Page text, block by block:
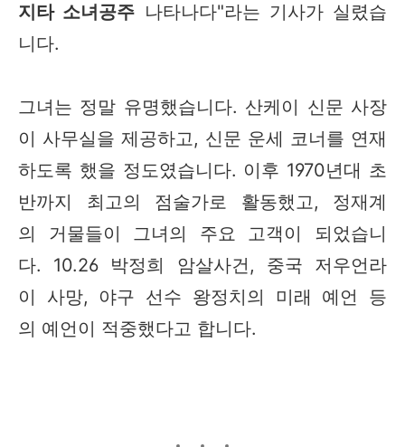
지타 소녀공주 나타나다"라는 기사가 실렸습
니다.
그녀는 정말 유명했습니다. 산케이 신문 사장
이 사무실을 제공하고, 신문 운세 코너를 연재
하도록 했을 정도였습니다. 이후 1970년대 초
반까지 최고의 점술가로 활동했고, 정재계
의 거물들이 그녀의 주요 고객이 되었습니
다. 10.26 박정희 암살사건, 중국 저우언라
이 사망, 야구 선수 왕정치의 미래 예언 등
의 예언이 적중했다고 합니다.